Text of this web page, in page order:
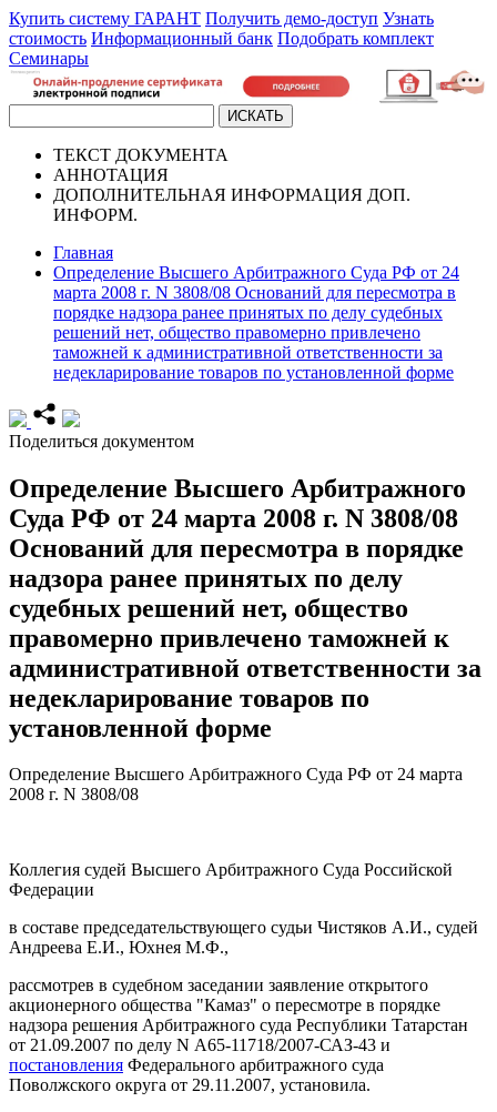
Купить систему ГАРАНТ Получить демо-доступ Узнать
стоимость Информационный банк Подобрать комплект
Семинары
ТЕКСТ ДОКУМЕНТА
АННОТАЦИЯ
ДОПОЛНИТЕЛЬНАЯ ИНФОРМАЦИЯ ДОП.
ИНФОРМ.
Главная
Определение Высшего Арбитражного Суда РФ от 24
марта 2008 г. N 3808/08 Оснований для пересмотра в
порядке надзора ранее принятых по делу судебных
решений нет, общество правомерно привлечено
таможней к административной ответственности за
недекларирование товаров по установленной форме
Поделиться документом
Определение Высшего Арбитражного
Суда РФ от 24 марта 2008 г. N 3808/08
Оснований для пересмотра в порядке
надзора ранее принятых по делу
судебных решений нет, общество
правомерно привлечено таможней к
административной ответственности за
недекларирование товаров по
установленной форме
Определение Высшего Арбитражного Суда РФ от 24 марта
2008 г. N 3808/08
Коллегия судей Высшего Арбитражного Суда Российской
Федерации
в составе председательствующего судьи Чистяков А.И., судей
Андреева Е.И., Юхнея М.Ф.,
рассмотрев в судебном заседании заявление открытого
акционерного общества "Камаз" о пересмотре в порядке
надзора решения Арбитражного суда Республики Татарстан
от 21.09.2007 по делу N А65-11718/2007-САЗ-43 и
постановления Федерального арбитражного суда
Поволжского округа от 29.11.2007, установила.